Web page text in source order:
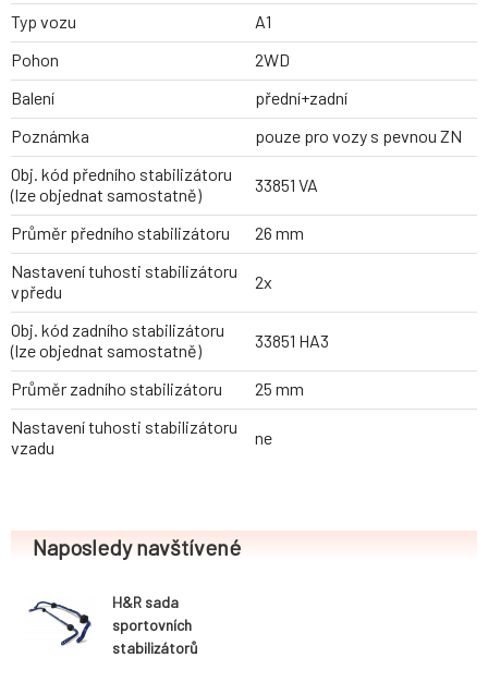
Typ vozu
A1
Pohon
2WD
Balení
přední+zadní
Poznámka
pouze pro vozy s pevnou ZN
Obj. kód předního stabilizátoru
(lze objednat samostatně)
33851 VA
Průměr předního stabilizátoru
26 mm
Nastavení tuhosti stabilizátoru
vpředu
2x
Obj. kód zadního stabilizátoru
(lze objednat samostatně)
33851 HA3
Průměr zadního stabilizátoru
25 mm
Nastavení tuhosti stabilizátoru
vzadu
ne
Naposledy navštívené
H&R sada
sportovních
stabilizátorů